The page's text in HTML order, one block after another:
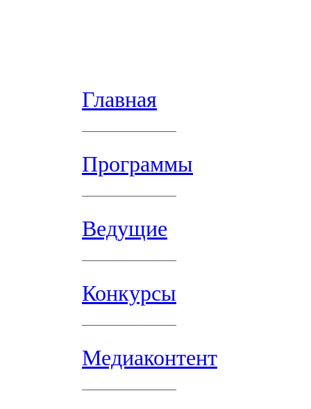
Главная
Программы
Ведущие
Конкурсы
Медиаконтент